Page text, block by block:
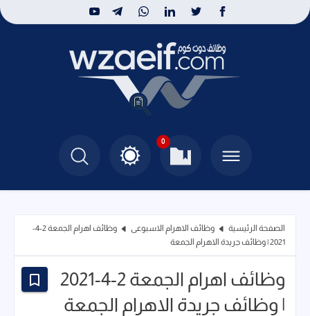
0
الصفحة الرئيسية وظائف الاهرام الاسبوعى
وظائف اهرام الجمعة 2-4-
2021 | وظائف جريدة الاهرام الجمعة
وظائف اهرام الجمعة 2-4-2021
| وظائف جريدة الاهرام الجمعة